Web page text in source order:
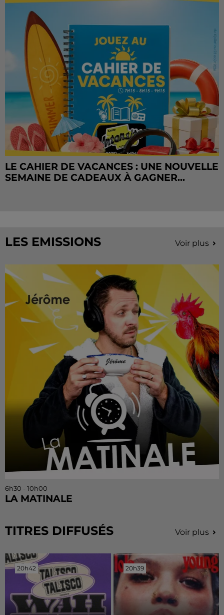
LE CAHIER DE VACANCES : UNE NOUVELLE
SEMAINE DE CADEAUX À GAGNER...
LES EMISSIONS Voir plus
6h30 - 10h00
LA MATINALE
TITRES DIFFUSÉS Voir plus
20h42
20h42 20h39
20h39